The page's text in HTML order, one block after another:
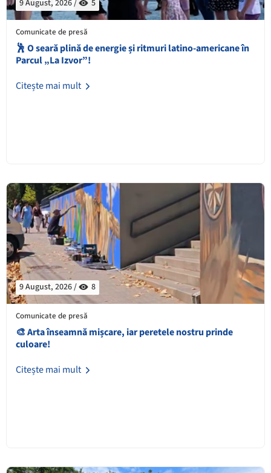
9 August, 2026 / 5
Comunicate de presă
🕺 O seară plină de energie și ritmuri latino-americane în
Parcul „La Izvor”!
Citește mai mult
9 August, 2026 / 8
Comunicate de presă
🎨 Arta înseamnă mișcare, iar peretele nostru prinde
culoare!
Citește mai mult